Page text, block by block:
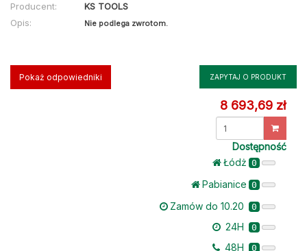
Producent:
KS TOOLS
Opis:
Nie podlega zwrotom.
Pokaż odpowiedniki ZAPYTAJ O PRODUKT
8 693,69 zł
Dostępność
Łódż 0
Pabianice 0
Zamów do 10.20 0
24H 0
48H 0